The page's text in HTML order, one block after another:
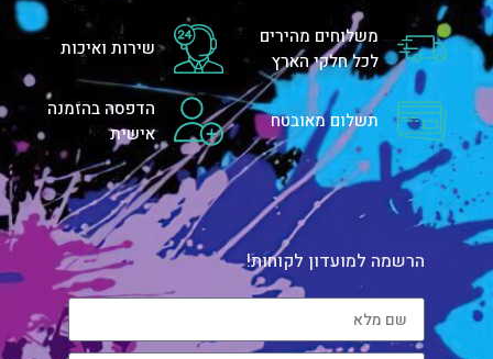
משלוחים מהירים
לכל חלקי הארץ
שירות ואיכות
תשלום מאובטח
הדפסה בהזמנה
אישית
הרשמה למועדון לקוחות!